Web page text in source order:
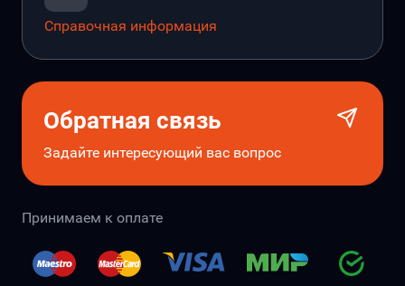
Справочная информация
Обратная связь
Задайте интересующий вас вопрос
Принимаем к оплате